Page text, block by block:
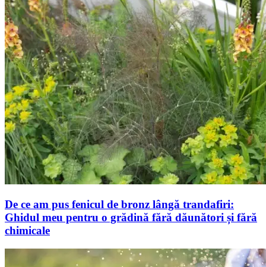
De ce am pus fenicul de bronz lângă trandafiri:
Ghidul meu pentru o grădină fără dăunători și fără
chimicale